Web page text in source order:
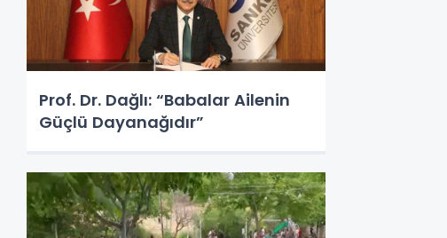
Prof. Dr. Dağlı: “Babalar Ailenin
Güçlü Dayanağıdır”